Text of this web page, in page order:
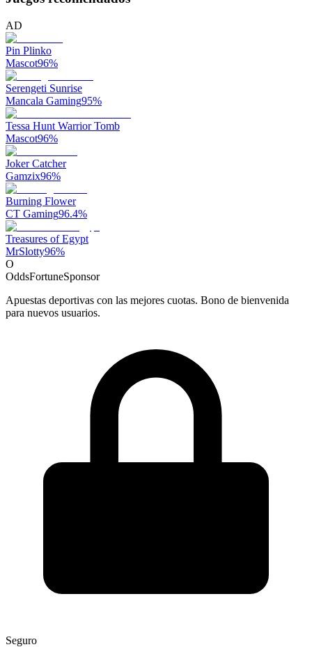
AD
Pin Plinko
Mascot96%
Serengeti Sunrise
Mancala Gaming95%
Tessa Hunt Warrior Tomb
Mascot96%
Joker Catcher
Gamzix96%
Burning Flower
CT Gaming96.4%
Treasures of Egypt
MrSlotty96%
O
OddsFortuneSponsor
Apuestas deportivas con las mejores cuotas. Bono de bienvenida
para nuevos usuarios.
Seguro